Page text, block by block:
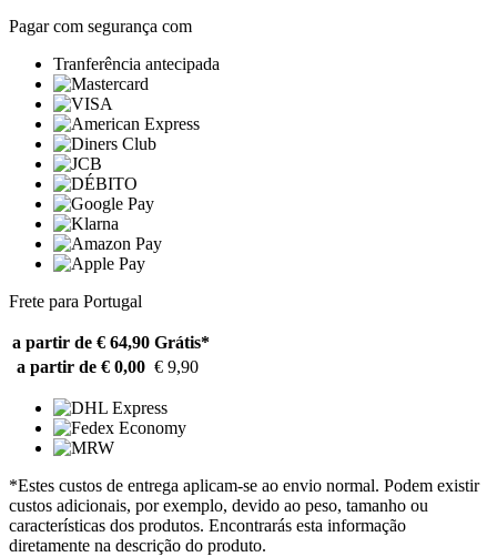
Pagar com segurança com
Tranferência antecipada
Frete para Portugal
a partir de € 64,90 Grátis*
a partir de € 0,00 € 9,90
*Estes custos de entrega aplicam-se ao envio normal. Podem existir
custos adicionais, por exemplo, devido ao peso, tamanho ou
características dos produtos. Encontrarás esta informação
diretamente na descrição do produto.